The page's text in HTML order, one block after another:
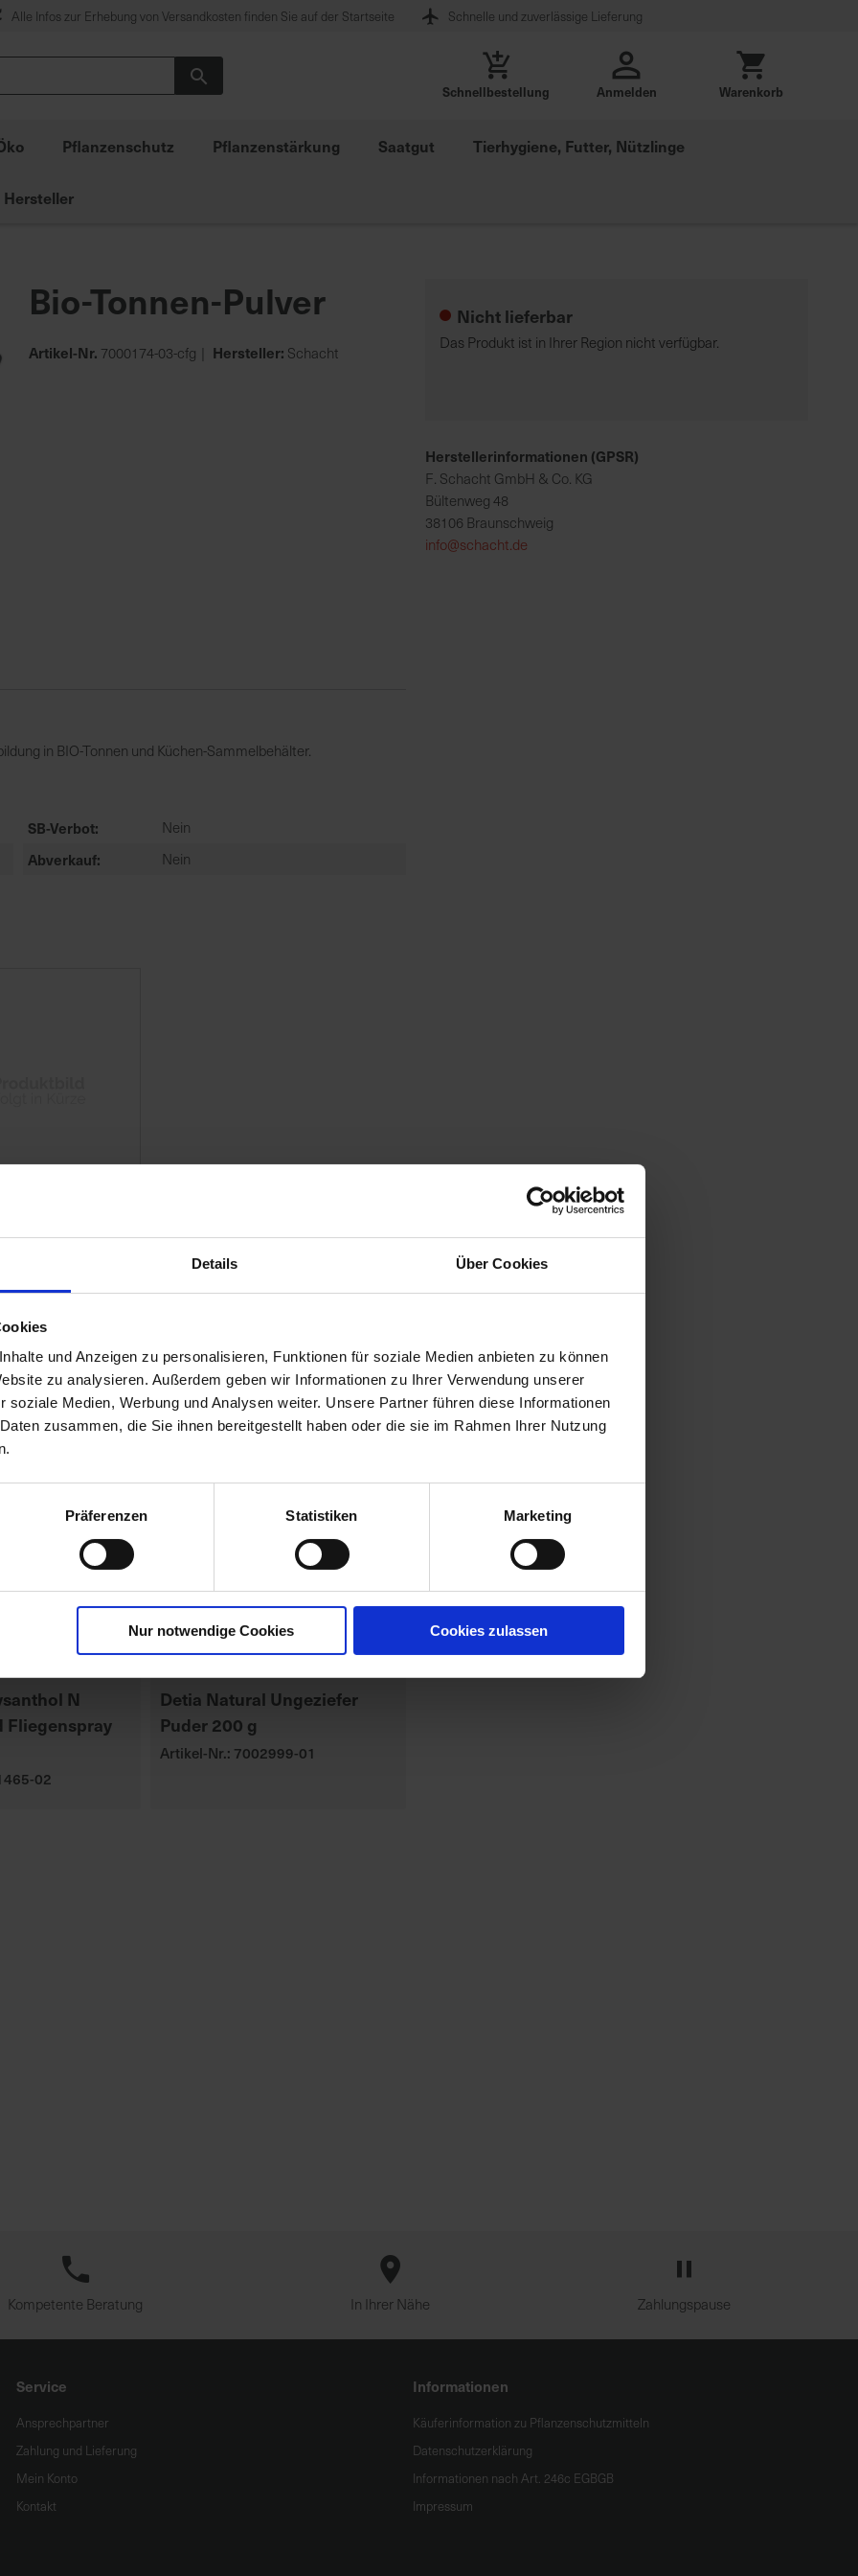
Details Über Cookies
und Anzeigen zu personalisieren, Funktionen für soziale Medien anbieten zu können
zu analysieren. Außerdem geben wir Informationen zu Ihrer Verwendung unserer
soziale Medien, Werbung und Analysen weiter. Unsere Partner führen diese Informationen
zusammen, die Sie ihnen bereitgestellt haben oder die sie im Rahmen Ihrer Nutzung
Präferenzen Statistiken Marketing
Nur notwendige Cookies Cookies zulassen
Alle Infos zur Erhebung von Versandkosten finden Sie auf der Startseite Schnelle und zuverlässige Lieferung
Schnellbestellung Anmelden Warenkorb
Pflanzenschutz Pflanzenstärkung Saatgut Tierhygiene, Futter, Nützlinge
Hersteller
Bio-Tonnen-Pulver
Artikel-Nr. 7000174-03-cfg Hersteller: Schacht
in BIO-Tonnen und Küchen-Sammelbehälter.
SB-Verbot Nein
Abverkauf Nein
N
Fliegenspray
02
Detia Natural Ungeziefer
Puder 200 g
Artikel-Nr.: 7002999-01
Nicht lieferbar
Das Produkt ist in Ihrer Region nicht verfügbar.
Herstellerinformationen (GPSR)
F. Schacht GmbH & Co. KG
Bültenweg 48
38106 Braunschweig
info@schacht.de
Kompetente Beratung In Ihrer Nähe Zahlungspause
Service
Ansprechpartner
Zahlung und Lieferung
Mein Konto
Kontakt
Informationen
Käuferinformation zu Pflanzenschutzmitteln
Datenschutzerklärung
Informationen nach Art. 246c EGBGB
Impressum